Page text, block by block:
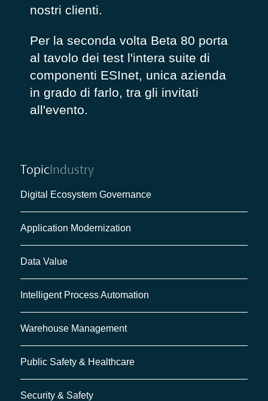
nostri clienti.
Per la seconda volta Beta 80 porta
al tavolo dei test l'intera suite di
componenti ESInet, unica azienda
in grado di farlo, tra gli invitati
all'evento.
TopicIndustry
Digital Ecosystem Governance
Application Modernization
Data Value
Intelligent Process Automation
Warehouse Management
Public Safety & Healthcare
Security & Safety